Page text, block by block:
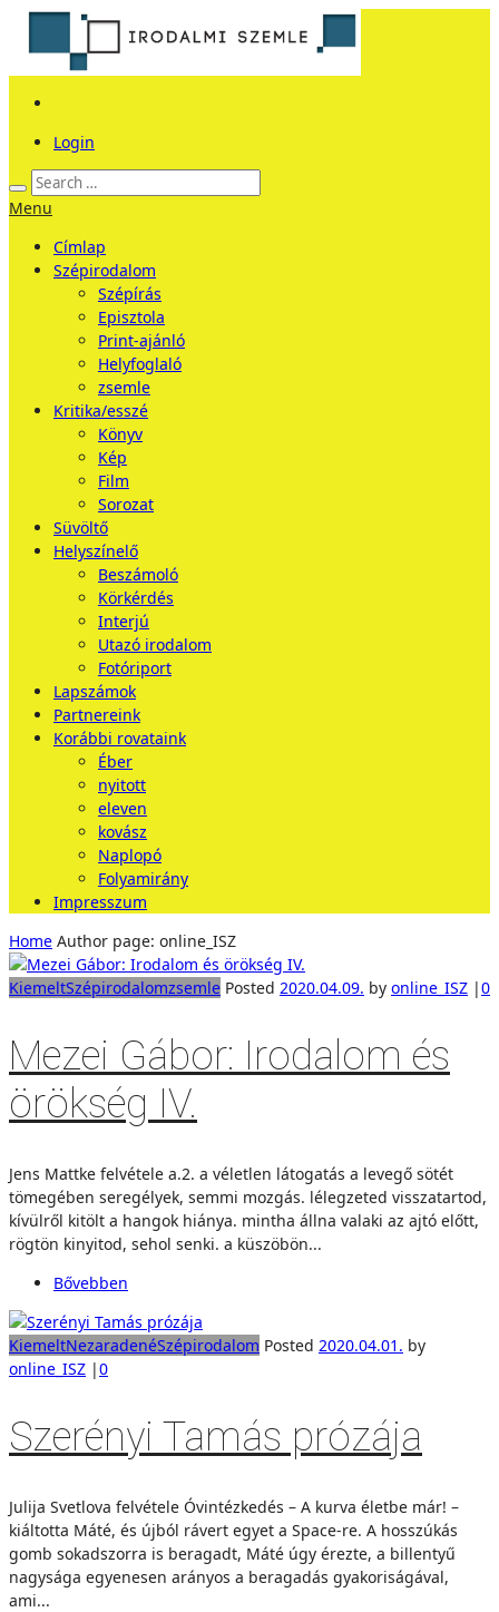
Login
Menu
Címlap
Szépirodalom
Szépírás
Episztola
Print-ajánló
Helyfoglaló
zsemle
Kritika/esszé
Könyv
Kép
Film
Sorozat
Süvöltő
Helyszínelő
Beszámoló
Körkérdés
Interjú
Utazó irodalom
Fotóriport
Lapszámok
Partnereink
Korábbi rovataink
Éber
nyitott
eleven
kovász
Naplopó
Folyamirány
Impresszum
Home Author page: online_ISZ
KiemeltSzépirodalomzsemle Posted 2020.04.09. by online_ISZ |0
Mezei Gábor: Irodalom és
örökség IV.
Jens Mattke felvétele a.2. a véletlen látogatás a levegő sötét
tömegében seregélyek, semmi mozgás. lélegzeted visszatartod,
kívülről kitölt a hangok hiánya. mintha állna valaki az ajtó előtt,
rögtön kinyitod, sehol senki. a küszöbön...
Bővebben
KiemeltNezaradenéSzépirodalom Posted 2020.04.01. by
online_ISZ |0
Szerényi Tamás prózája
Julija Svetlova felvétele Óvintézkedés – A kurva életbe már! –
kiáltotta Máté, és újból rávert egyet a Space-re. A hosszúkás
gomb sokadszorra is beragadt, Máté úgy érezte, a billentyű
nagysága egyenesen arányos a beragadás gyakoriságával,
ami...